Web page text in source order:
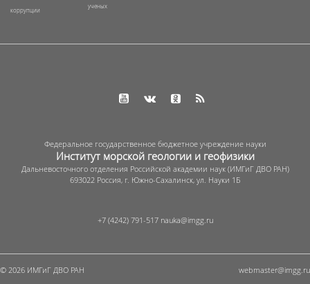
коррупции
ученых
Федеральное государственное бюджетное учреждение науки
Институт морской геологии и геофизики
Дальневосточного отделения Российской академии наук (ИМГиГ ДВО РАН)
693022 Россия, г. Южно-Сахалинск, ул. Науки 1Б
+7 (4242) 791-517
© 2026 ИМГиГ ДВО РАН